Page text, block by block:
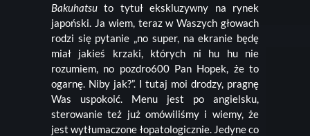
Bakuhatsuto tytuł ekskluzywny na rynek
japoński. Ja wiem, teraz w Waszych głowach
rodzi się pytanie „no super, na ekranie będę
miał jakieś krzaki, których ni hu hu nie
rozumiem, no pozdro600 Pan Hopek, że to
ogarnę. Niby jak?”. I tutaj moi drodzy, pragnę
Was uspokoić. Menu jest po angielsku,
sterowanie też już omówiliśmy i wiemy, że
jest wytłumaczone łopatologicznie. Jedyne co